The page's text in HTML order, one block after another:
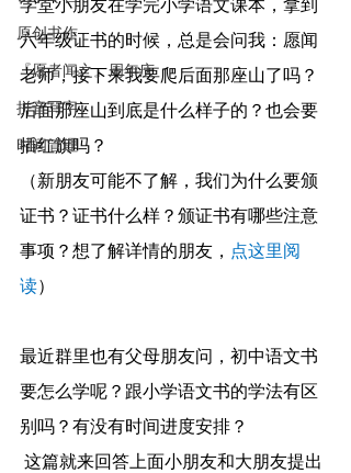
原创书作
『愿者闻之』周年庆
拼音写字
时间管理
学堂小朋友在学完小学语文课本，拿到
六年级证书的时候，总是会问我：愿闻
老师，接下来我要爬后面那座山了吗？
后面那座山到底是什么样子的？也会要
插红旗吗？
（新朋友可能不了解，我们为什么要颁
证书？证书什么样？颁证书有哪些注意
事项？想了解详情的朋友， 点这里阅
读）
最近群里也有父母朋友问，初中语文书
要怎么学呢？跟小学语文书的学法有区
别吗？有没有时间进度安排？
这篇就来回答上面小朋友和大朋友提出